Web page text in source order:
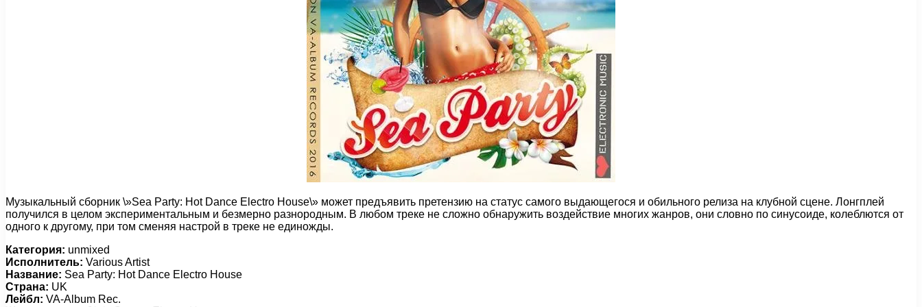
Музыкальный сборник \»Sea Party: Hot Dance Electro House\» может предъявить претензию на статус самого выдающегося и обильного релиза на клубной сцене. Лонгплей
получился в целом экспериментальным и безмерно разнородным. В любом треке не сложно обнаружить воздействие многих жанров, они словно по синусоиде, колеблются от
одного к другому, при том сменяя настрой в треке не единожды.
Категория: unmixed
Исполнитель: Various Artist
Название: Sea Party: Hot Dance Electro House
Страна: UK
Лейбл: VA-Album Rec.